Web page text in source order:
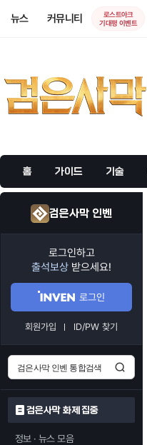
뉴스 커뮤니티
로스트아크
기대평 이벤트
홈 가이드 기술
검은사막 인벤
로그인하고
출석보상 받으세요!
로그인
회원가입 ID/PW 찾기
검은사막 화제 집중
정보 · 뉴스 모음